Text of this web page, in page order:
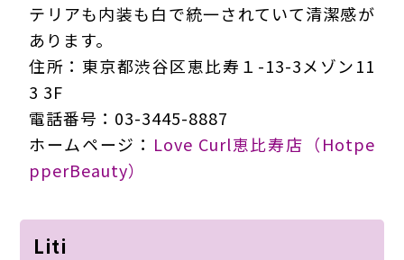
テリアも内装も白で統一されていて清潔感が
あります。
住所：東京都渋谷区恵比寿１-13-3メゾン11
3 3F
電話番号：03-3445-8887
ホームページ： Love Curl恵比寿店（Hotpe
pperBeauty）
Liti